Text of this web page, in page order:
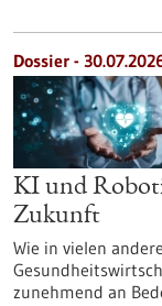
Dossier -
KI und
Zukunft
Wie in vielen
zunehmend an